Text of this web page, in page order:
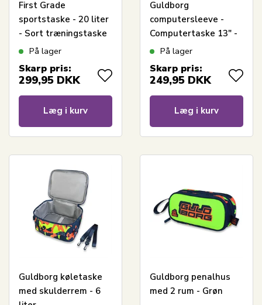
First Grade
sportstaske - 20 liter
- Sort træningstaske
På lager
Skarp pris:
299,95 DKK
Læg i kurv
Guldborg
computersleeve -
Computertaske 13" -
GrønPå lager
Skarp pris:
249,95 DKK
Læg i kurv
Guldborg køletaske
med skulderrem - 6
Guldborg penalhus
med 2 rum - Grøn